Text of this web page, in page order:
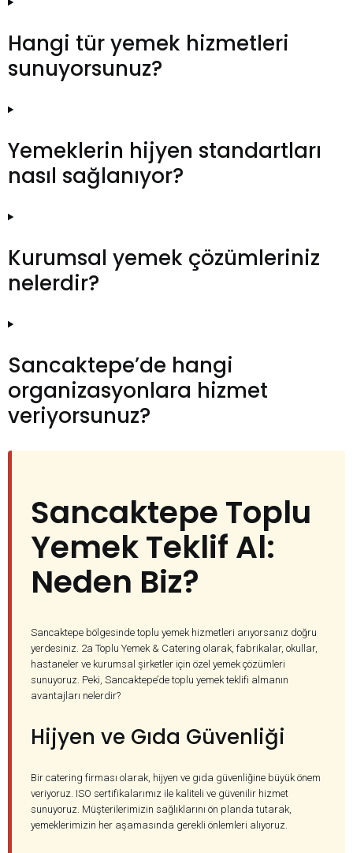
Hangi tür yemek hizmetleri
sunuyorsunuz?
Yemeklerin hijyen standartları
nasıl sağlanıyor?
Kurumsal yemek çözümleriniz
nelerdir?
Sancaktepe’de hangi
organizasyonlara hizmet
veriyorsunuz?
Sancaktepe Toplu
Yemek Teklif Al:
Neden Biz?
Sancaktepe bölgesinde toplu yemek hizmetleri arıyorsanız doğru
yerdesiniz. 2a Toplu Yemek & Catering olarak, fabrikalar, okullar,
hastaneler ve kurumsal şirketler için özel yemek çözümleri
sunuyoruz. Peki, Sancaktepe’de toplu yemek teklifi almanın
avantajları nelerdir?
Hijyen ve Gıda Güvenliği
Bir catering firması olarak, hijyen ve gıda güvenliğine büyük önem
veriyoruz. ISO sertifikalarımız ile kaliteli ve güvenilir hizmet
sunuyoruz. Müşterilerimizin sağlıklarını ön planda tutarak,
yemeklerimizin her aşamasında gerekli önlemleri alıyoruz.